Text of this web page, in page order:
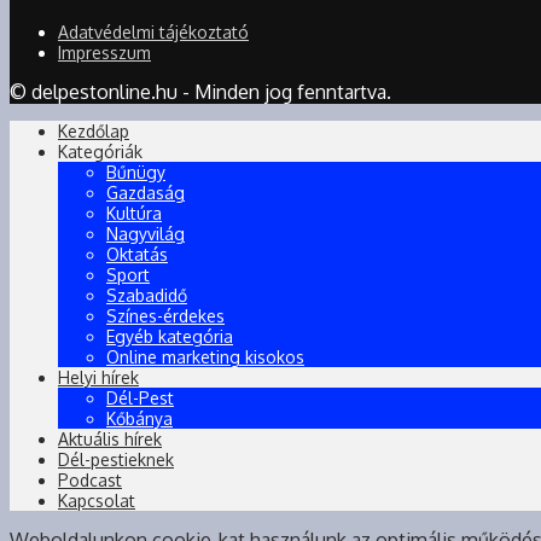
Adatvédelmi tájékoztató
Impresszum
© delpestonline.hu - Minden jog fenntartva.
Kezdőlap
Kategóriák
Bűnügy
Gazdaság
Kultúra
Nagyvilág
Oktatás
Sport
Szabadidő
Színes-érdekes
Egyéb kategória
Online marketing kisokos
Helyi hírek
Dél-Pest
Kőbánya
Aktuális hírek
Dél-pestieknek
Podcast
Kapcsolat